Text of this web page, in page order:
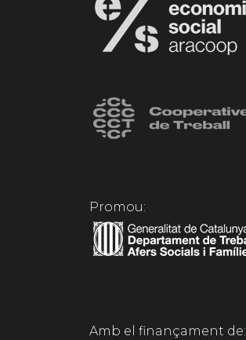
Promou:
Amb el finançament de: